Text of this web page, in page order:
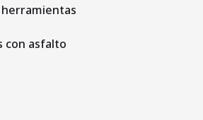
con asfalto